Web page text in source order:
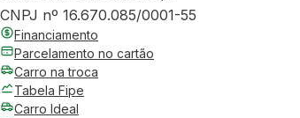
CNPJ nº 16.670.085/0001-55
Financiamento
Parcelamento no cartão
Carro na troca
Tabela Fipe
Carro Ideal